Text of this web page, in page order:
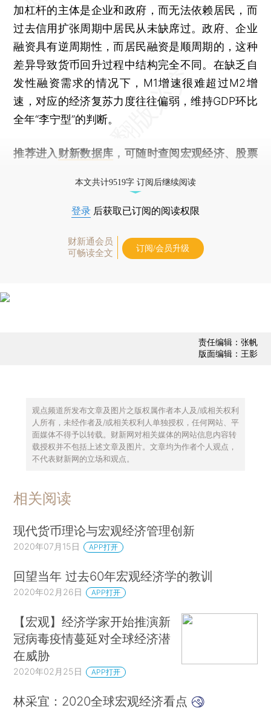
加杠杆的主体是企业和政府，而无法依赖居民，而
过去信用扩张周期中居民从未缺席过。政府、企业
融资具有逆周期性，而居民融资是顺周期的，这种
差异导致货币回升过程中结构完全不同。在缺乏自
发性融资需求的情况下，M1增速很难超过M2增
速，对应的经济复苏力度往往偏弱，维持GDP环比
全年“李宁型”的判断。
推荐进入 财新数据库 ，可随时查阅宏观经济、股票
本文共计9519字 订阅后继续阅读
登录 后获取已订阅的阅读权限
财新通会员
可畅读全文
订阅/会员升级
责任编辑：张帆
版面编辑：王影
观点频道所发布文章及图片之版权属作者本人及/或相关权利
人所有，未经作者及/或相关权利人单独授权，任何网站、平
面媒体不得予以转载。财新网对相关媒体的网站信息内容转
载授权并不包括上述文章及图片。文章均为作者个人观点，
不代表财新网的立场和观点。
相关阅读
现代货币理论与宏观经济管理创新
2020年07月15日 APP打开
回望当年 过去60年宏观经济学的教训
2020年02月26日 APP打开
【宏观】经济学家开始推演新
冠病毒疫情蔓延对全球经济潜
在威胁
2020年02月25日 APP打开
林采宜：2020全球宏观经济看点